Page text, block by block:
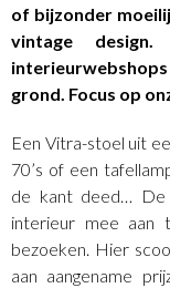
of bijzonder
vintage
grond. Focus op
Een Vitra-stoel uit
70’s of een
de kant deed… De
interieur mee aan
bezoeken. Hier
aan aangename